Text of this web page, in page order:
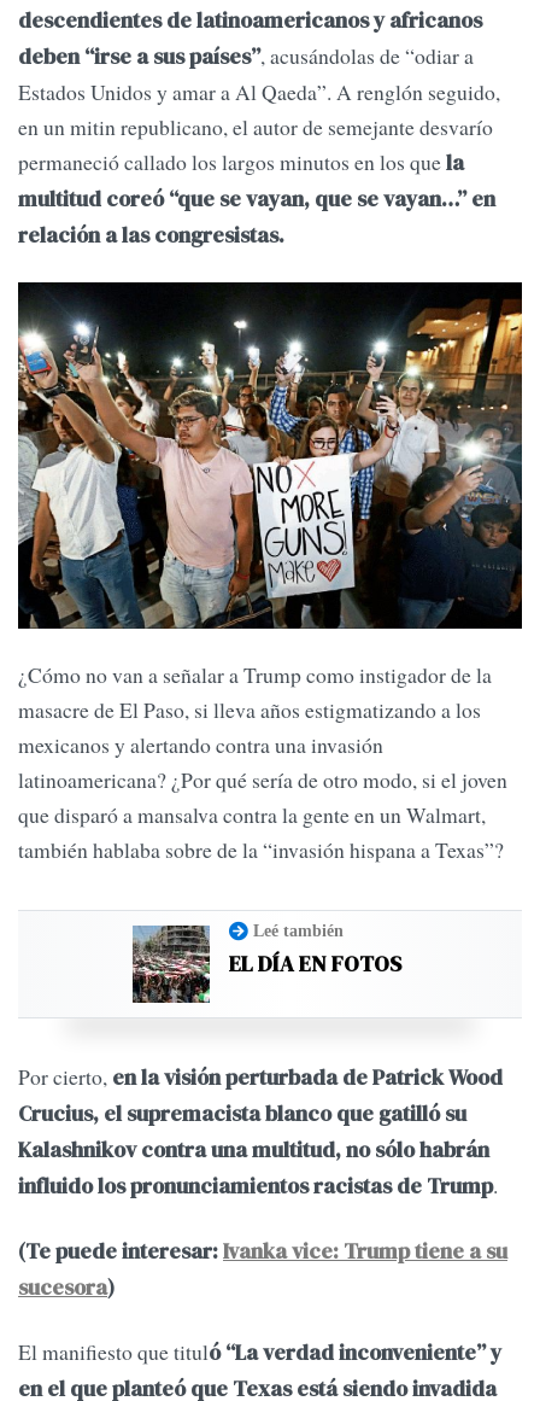
descendientes de latinoamericanos y africanos
deben “irse a sus países”, acusándolas de “odiar a
Estados Unidos y amar a Al Qaeda”. A renglón seguido,
en un mitin republicano, el autor de semejante desvarío
permaneció callado los largos minutos en los quela
multitud coreó “que se vayan, que se vayan…” en
relación a las congresistas.
¿Cómo no van a señalar a Trump como instigador de la
masacre de El Paso, si lleva años estigmatizando a los
mexicanos y alertando contra una invasión
latinoamericana? ¿Por qué sería de otro modo, si el joven
que disparó a mansalva contra la gente en un Walmart,
también hablaba sobre de la “invasión hispana a Texas”?
Leé también
EL DÍA EN FOTOS
Por cierto, en la visión perturbada de Patrick Wood
Crucius, el supremacista blanco que gatilló su
Kalashnikov contra una multitud, no sólo habrán
influido los pronunciamientos racistas de Trump.
(Te puede interesar:Ivanka vice: Trump tiene a su
sucesora)
El manifiesto que tituló “La verdad inconveniente” y
en el que planteó que Texas está siendo invadida